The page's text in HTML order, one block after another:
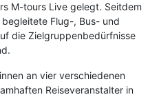
M-tours Live gelegt. Seitdem
begleitete Flug-, Bus- und
die Zielgruppenbedürfnisse
an vier verschiedenen
Reiseveranstalter in